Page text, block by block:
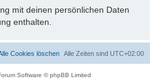
mit deinen persönlichen Daten
enthalten.
Alle Zeiten sind UTC+02:00
Cookies löschen
Software © phpBB Limited